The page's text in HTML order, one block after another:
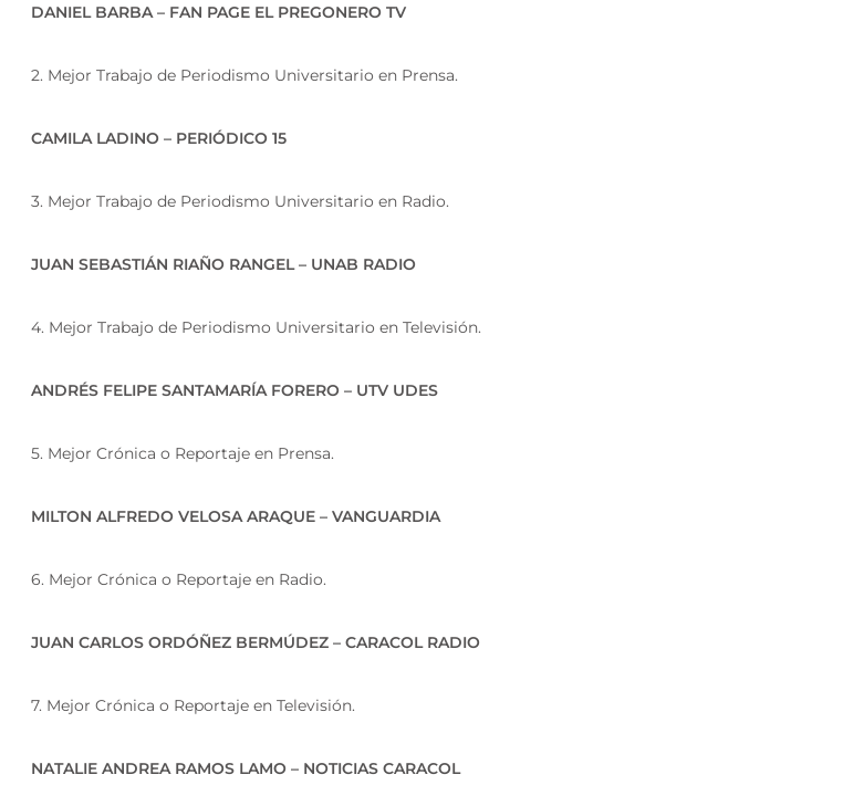
DANIEL BARBA – FAN PAGE EL PREGONERO TV
2. Mejor Trabajo de Periodismo Universitario en Prensa.
CAMILA LADINO – PERIÓDICO 15
3. Mejor Trabajo de Periodismo Universitario en Radio.
JUAN SEBASTIÁN RIAÑO RANGEL – UNAB RADIO
4. Mejor Trabajo de Periodismo Universitario en Televisión.
ANDRÉS FELIPE SANTAMARÍA FORERO – UTV UDES
5. Mejor Crónica o Reportaje en Prensa.
MILTON ALFREDO VELOSA ARAQUE – VANGUARDIA
6. Mejor Crónica o Reportaje en Radio.
JUAN CARLOS ORDÓÑEZ BERMÚDEZ – CARACOL RADIO
7. Mejor Crónica o Reportaje en Televisión.
NATALIE ANDREA RAMOS LAMO – NOTICIAS CARACOL